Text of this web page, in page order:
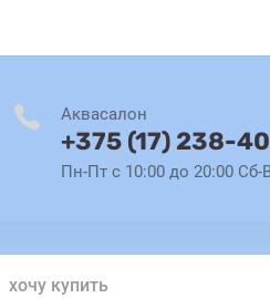
Аквасалон
+375 (17) 238-
Пн-Пт с 10:00 до 20:00 Сб-